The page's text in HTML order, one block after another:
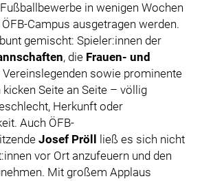
in wenigen Wochen
Campus ausgetragen werden.
gemischt: Spieler:innen der
, die Frauen- und
Vereinslegenden sowie prominente
Seite an Seite – völlig
Herkunft oder
Auch ÖFB-
Josef Pröll
ließ es sich nicht
vor Ort anzufeuern und den
Mit großem Applaus